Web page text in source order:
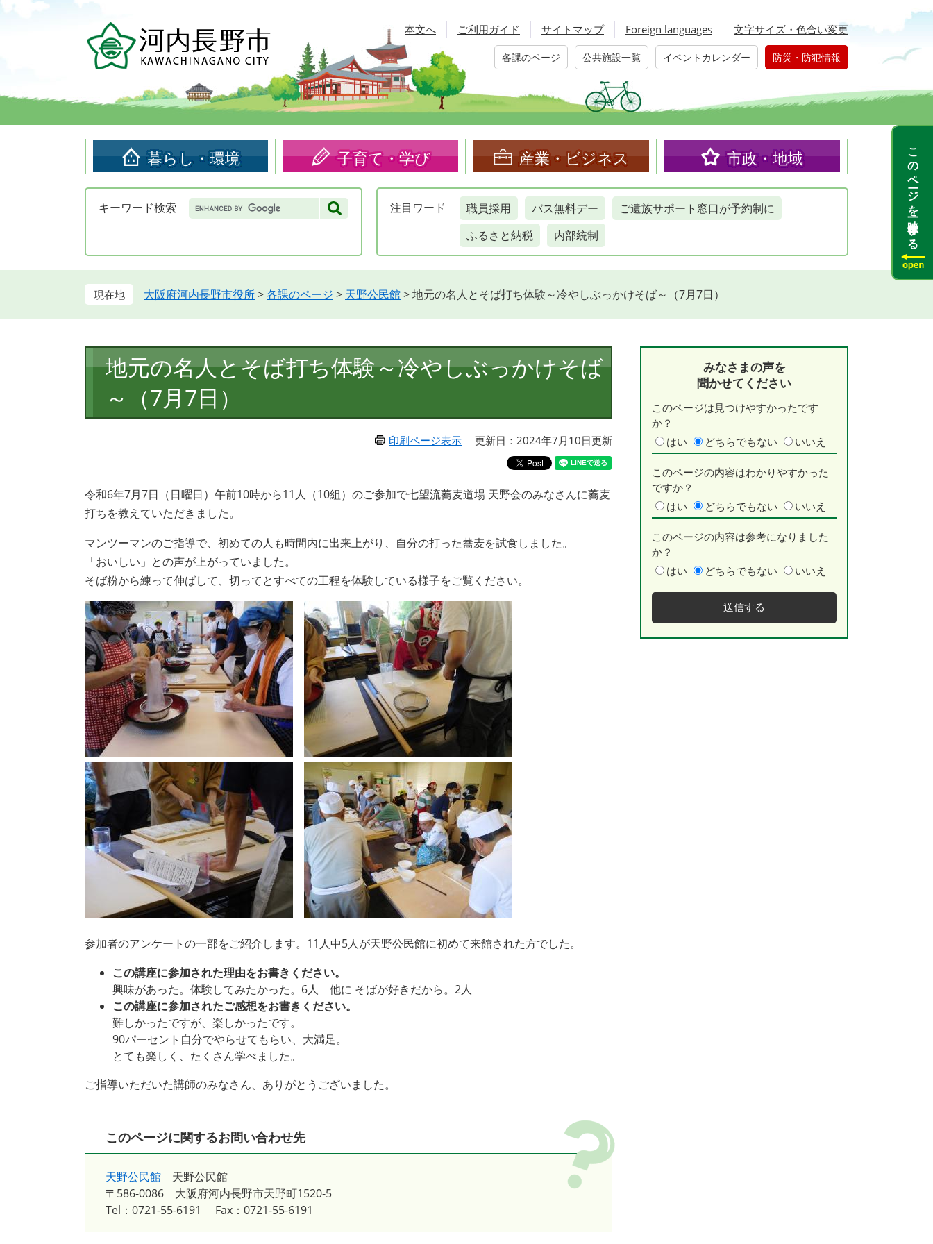
頭
す。
飛
し
本文へ ご利用ガイド サイトマップ Foreign languages 文字サイズ・色合い変更
各課のページ 公共施設一覧 イベントカレンダー 防災・防犯情報
暮らし・環境 子育て・学び 産業・ビジネス 市政・地域
キーワード検索 Google
カ
検
注目 ワード 職員採用 バス無料デー
ご遺族サポート窓口が予約制に
ふるさと納税
内部統制
大阪府河内長野市役所>各課のページ > 天野公民館>地元の名人とそば打ち体験～冷やしぶっかけそば～（7月7日）
文
地元の名人とそば打ち体験～冷やしぶっかけそば
～（7月7日）
印刷ページ表示 更新日：2024年7月10日更新
令和6年7月7日（日曜日）午前10時から11人（10組）のご参加で七望流蕎麦道場 天野会のみなさんに蕎麦
打ちを教えていただきました。
マンツーマンのご指導で、初めての人も時間内に出来上がり、自分の打った蕎麦を試食しました。
「おいしい」との声が上がっていました。
そば粉から練って伸ばして、切ってとすべての工程を体験している様子をご覧ください。
​参加者のアンケートの一部をご紹介します。11人中5人が天野公民館に初めて来館された方でした。
この講座に参加された理由をお書きください。
興味があった。体験してみたかった。6人 他に そばが好きだから。2人
この講座に参加されたご感想をお書きください。
難しかったですが、楽しかったです。
90パーセント自分でやらせてもらい、大満足。
とても楽しく、たくさん学べました。
ご指導いただいた講師のみなさん、ありがとうございました。
このページに関するお問い合わせ先
天野公民館
天野公民館
〒586-0086
大阪府河内長野市天野町1520-5
Tel：0721-55-6191
Fax：0721-55-6191
みなさまの声を
聞かせてください
このページは見つけやすかったです
か？
はい
どちらでもない いいえ
このページの内容はわかりやすかった
ですか？
はい
どちらでもない いいえ
このページの内容は参考になりました
か？
はい
どちらでもない いいえ
このページを一時保存する